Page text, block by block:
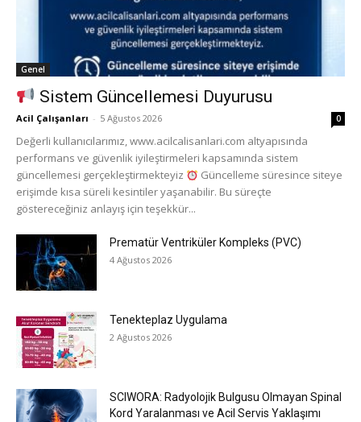
Genel
Sistem Güncellemesi Duyurusu
Acil Çalışanları - 5 Ağustos 2026 0
Değerli kullanıcılarımız, www.acilcalisanlari.com altyapısında
performans ve güvenlik iyileştirmeleri kapsamında sistem
güncellemesi gerçekleştirmekteyiz
Güncelleme süresince siteye
erişimde kısa süreli kesintiler yaşanabilir. Bu süreçte
göstereceğiniz anlayış için teşekkür...
Prematür Ventriküler Kompleks (PVC)
4 Ağustos 2026
Tenekteplaz Uygulama
2 Ağustos 2026
SCIWORA: Radyolojik Bulgusu Olmayan Spinal
Kord Yaralanması ve Acil Servis Yaklaşımı